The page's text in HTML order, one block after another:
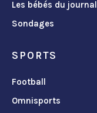
Les bébés du journal
Sondages
SPORTS
Football
Omnisports